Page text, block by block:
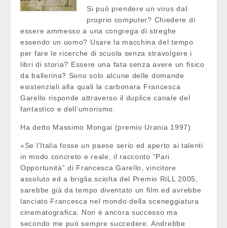
Si può prendere un virus dal
proprio computer? Chiedere di
essere ammesso a una congrega di streghe
essendo un uomo? Usare la macchina del tempo
per fare le ricerche di scuola senza stravolgere i
libri di storia? Essere una fata senza avere un fisico
da ballerina? Sono solo alcune delle domande
esistenziali alla quali la carbonara Francesca
Garello risponde attraverso il duplice canale del
fantastico e dell’umorismo.
Ha detto Massimo Mongai (premio Urania 1997):
«Se l’Italia fosse un paese serio ed aperto ai talenti
in modo concreto e reale, il racconto “Pari
Opportunità” di Francesca Garello, vincitore
assoluto ed a briglia sciolta del Premio RiLL 2005,
sarebbe già da tempo diventato un film ed avrebbe
lanciato Francesca nel mondo della sceneggiatura
cinematografica. Non è ancora successo ma
secondo me può sempre succedere. Andrebbe